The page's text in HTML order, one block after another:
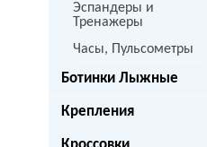
Эспандеры и
Тренажеры
Часы, Пульсометры
Ботинки Лыжные
Крепления